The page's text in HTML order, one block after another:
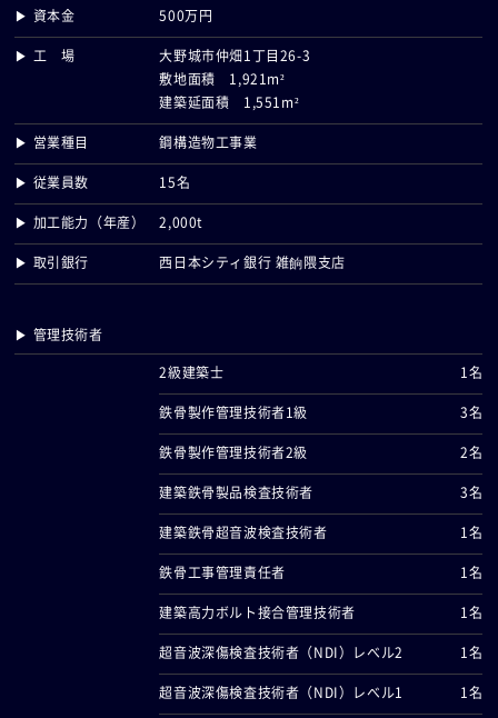
▶ 資本金
500万円
▶ 工 場
大野城市仲畑1丁目26-3
敷地面積 1,921m²
建築延面積 1,551m²
▶ 営業種目
鋼構造物工事業
▶ 従業員数
15名
▶ 加工能力（年産）
2,000t
▶ 取引銀行
西日本シティ銀行 雑餉隈支店
▶ 管理技術者
2級建築士
1名
鉄骨製作管理技術者1級
3名
鉄骨製作管理技術者2級
2名
建築鉄骨製品検査技術者
3名
建築鉄骨超音波検査技術者
1名
鉄骨工事管理責任者
1名
建築高力ボルト接合管理技術者
1名
超音波深傷検査技術者（NDI）レべル2
1名
超音波深傷検査技術者（NDI）レべル1
1名